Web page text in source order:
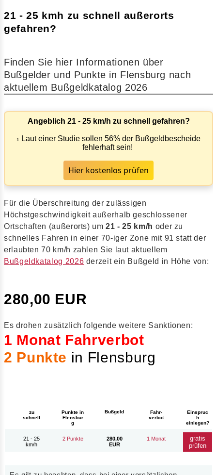
21 - 25 kmh zu schnell außerorts
gefahren?
Finden Sie hier Informationen über
Bußgelder und Punkte in Flensburg nach
aktuellem Bußgeldkatalog 2026
Angeblich 21 - 25 km/h zu schnell gefahren?
1
Laut einer Studie sollen 56% der Bußgeldbescheide
fehlerhaft sein!
Hier kostenlos prüfen
Für die Überschreitung der zulässigen
Höchstgeschwindigkeit außerhalb geschlossener
Ortschaften (außerorts) um21 - 25 km/h oder zu
schnelles Fahren in einer 70-iger Zone mit 91 statt der
erlaubten 70 km/h zahlen Sie laut aktuellem
Bußgeldkatalog 2026 derzeit ein Bußgeld in Höhe von:
280,00 EUR
Es drohen zusätzlich folgende weitere Sanktionen:
1 Monat Fahrverbot
2 Punkte in Flensburg
zu
schnell
Punkte in
Flensbur
g
Bußgeld
Fahr-
verbot
Einspruc
h
einlegen?
21 - 25
km/h
2 Punkte
280,00
EUR
1 Monat
gratis
prüfen